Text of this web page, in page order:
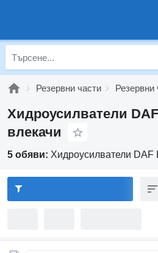
Резервни части Резервни
Хидроусилватели
влекачи
5 обяви: Хидроусилватели DAF